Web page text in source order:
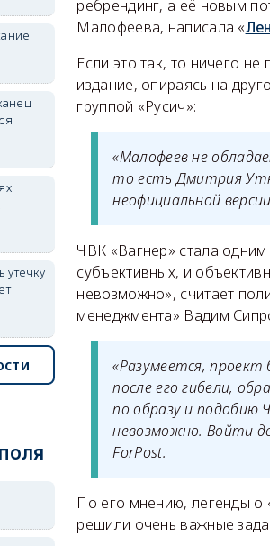
ребрендинг, а её новым
Малофеева, написала «
Если это так, то ничего
издание, опираясь на
группой «Русич»:
«Малофеев не
то есть Дмитрия
неофициальной
ЧВК «Вагнер» стала
субъективных, и
невозможно», считает
менеджмента» Вадим
«Разумеется, проект
после его гибели,
по образу и подобию
невозможно. Войти
ForPost.
По его мнению, легенды о
решили очень важные
утечку